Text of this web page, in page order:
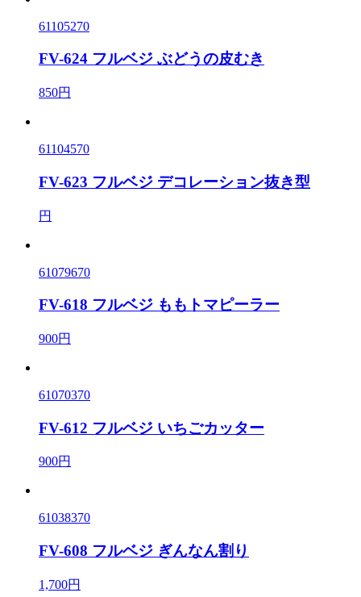
61105270
FV-624 フルベジ ぶどうの皮むき
850円
61104570
FV-623 フルベジ デコレーション抜き型
円
61079670
FV-618 フルベジ ももトマピーラー
900円
61070370
FV-612 フルベジ いちごカッター
900円
61038370
FV-608 フルベジ ぎんなん割り
1,700円